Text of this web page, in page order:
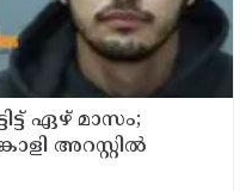
ഏഴ് മാസം;
അറസ്റ്റില്‍